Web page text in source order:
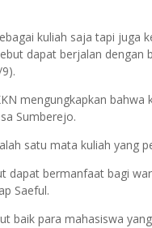
kuliah saja tapi juga
dapat berjalan dengan
mengungkapkan bahwa
Sumberejo.
satu mata kuliah yang
dapat bermanfaat bagi
Saeful.
baik para mahasiswa